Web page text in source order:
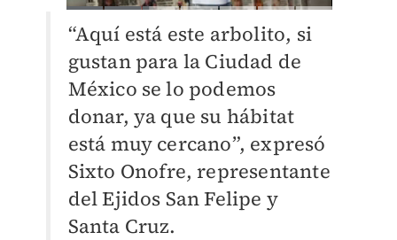
“Aquí está este arbolito, si
gustan para la Ciudad de
México se lo podemos
donar, ya que su hábitat
está muy cercano”, expresó
Sixto Onofre, representante
del Ejidos San Felipe y
Santa Cruz.